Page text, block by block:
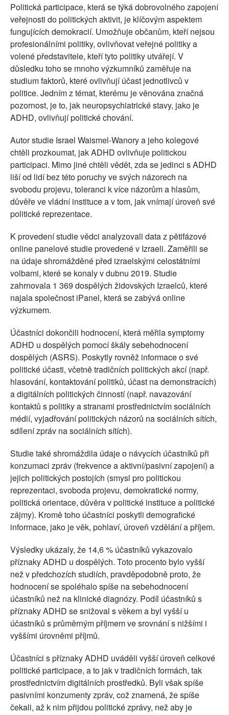
Politická participace, která se týká dobrovolného zapojení
veřejnosti do politických aktivit, je klíčovým aspektem
fungujících demokracií. Umožňuje občanům, kteří nejsou
profesionálními politiky, ovlivňovat veřejné politiky a
volené představitele, kteří tyto politiky utvářejí. V
důsledku toho se mnoho výzkumníků zaměřuje na
studium faktorů, které ovlivňují účast jednotlivců v
politice. Jedním z témat, kterému je věnována značná
pozornost, je to, jak neuropsychiatrické stavy, jako je
ADHD, ovlivňují politické chování.
Autor studie Israel Waismel-Wanory a jeho kolegové
chtěli prozkoumat, jak ADHD ovlivňuje politickou
participaci. Mimo jiné chtěli vědět, zda se jedinci s ADHD
liší od lidí bez této poruchy ve svých názorech na
svobodu projevu, toleranci k více názorům a hlasům,
důvěře ve vládní instituce a v tom, jak vnímají úroveň své
politické reprezentace.
K provedení studie vědci analyzovali data z pětifázové
online panelové studie provedené v Izraeli. Zaměřili se
na údaje shromážděné před izraelskými celostátními
volbami, které se konaly v dubnu 2019. Studie
zahrnovala 1 369 dospělých židovských Izraelců, které
najala společnost iPanel, která se zabývá online
výzkumem.
Účastníci dokončili hodnocení, která měřila symptomy
ADHD u dospělých pomocí škály sebehodnocení
dospělých (ASRS). Poskytly rovněž informace o své
politické účasti, včetně tradičních politických akcí (např.
hlasování, kontaktování politiků, účast na demonstracích)
a digitálních politických činností (např. navazování
kontaktů s politiky a stranami prostřednictvím sociálních
médií, vyjadřování politických názorů na sociálních sítích,
sdílení zpráv na sociálních sítích).
Studie také shromáždila údaje o návycích účastníků při
konzumaci zpráv (frekvence a aktivní/pasivní zapojení) a
jejich politických postojích (smysl pro politickou
reprezentaci, svoboda projevu, demokratické normy,
politická orientace, důvěra v politické instituce a politické
zájmy). Kromě toho účastníci poskytli demografické
informace, jako je věk, pohlaví, úroveň vzdělání a příjem.
Výsledky ukázaly, že 14,6 % účastníků vykazovalo
příznaky ADHD u dospělých. Toto procento bylo vyšší
než v předchozích studiích, pravděpodobně proto, že
hodnocení se spoléhalo spíše na sebehodnocení
účastníků než na klinické diagnózy. Podíl účastníků s
příznaky ADHD se snižoval s věkem a byl vyšší u
účastníků s průměrným příjmem ve srovnání s nižšími i
vyššími úrovněmi příjmů.
Účastníci s příznaky ADHD uváděli vyšší úroveň celkové
politické participace, a to jak v tradičních formách, tak
prostřednictvím digitálních prostředků. Byli však spíše
pasivními konzumenty zpráv, což znamená, že spíše
čekali, až k nim přijdou politické zprávy, než aby je